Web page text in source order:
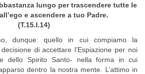
lungo per trascendere tutte le
e ascendere a tuo Padre.
(T.15.I.14)
dunque: quello in cui compiamo la
di accettare l’Espiazione per noi
dello Spirito Santo- nella forma in cui
dentro la nostra mente. L’attimo in